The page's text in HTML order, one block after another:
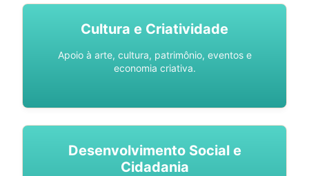
Cultura e Criatividade
Apoio à arte, cultura, patrimônio, eventos e
economia criativa.
Desenvolvimento Social e
Cidadania